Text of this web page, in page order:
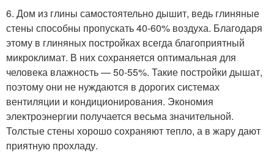
6. Дом из глины самостоятельно дышит, ведь глиняные
стены способны пропускать 40-60% воздуха. Благодаря
этому в глиняных постройках всегда благоприятный
микроклимат. В них сохраняется оптимальная для
человека влажность — 50-55%. Такие постройки дышат,
поэтому они не нуждаются в дорогих системах
вентиляции и кондиционирования. Экономия
электроэнергии получается весьма значительной.
Толстые стены хорошо сохраняют тепло, а в жару дают
приятную прохладу.